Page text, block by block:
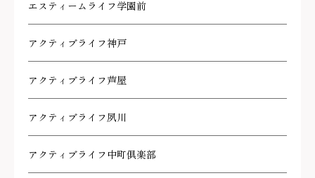
エスティームライフ学園前
アクティブライフ神戸
アクティブライフ芦屋
アクティブライフ夙川
アクティブライフ中町倶楽部